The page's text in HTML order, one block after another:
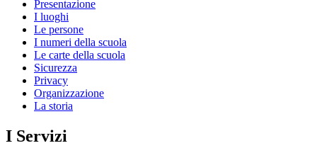
Presentazione
I luoghi
Le persone
I numeri della scuola
Le carte della scuola
Sicurezza
Privacy
Organizzazione
La storia
I Servizi